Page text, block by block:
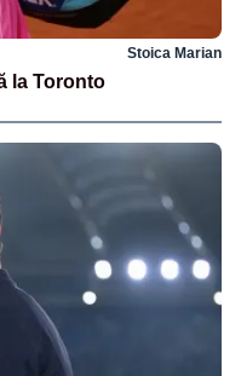
Stoica Marian
la Toronto